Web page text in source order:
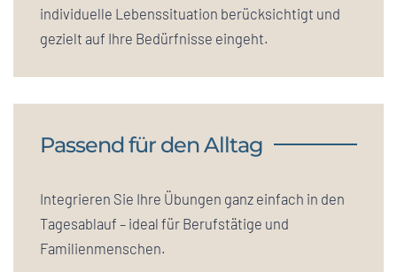
individuelle Lebenssituation berücksichtigt und
gezielt auf Ihre Bedürfnisse eingeht.
Passend für den Alltag
Integrieren Sie Ihre Übungen ganz einfach in den
Tagesablauf – ideal für Berufstätige und
Familienmenschen.